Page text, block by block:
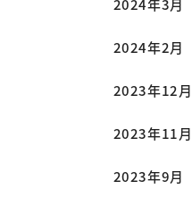
2024年3月
2024年2月
2023年12月
2023年11月
2023年9月